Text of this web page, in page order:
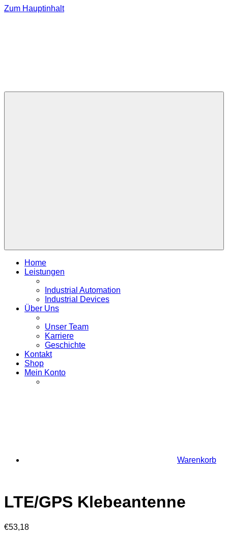
Zum Hauptinhalt
Home
Leistungen
Industrial Automation
Industrial Devices
Über Uns
Unser Team
Karriere
Geschichte
Kontakt
Shop
Mein Konto
Warenkorb
LTE/GPS Klebeantenne
€53,18